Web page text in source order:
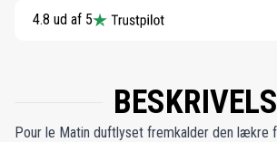
4.8 ud af 5
Pour le Matin duftlyset fremkalder den lækre